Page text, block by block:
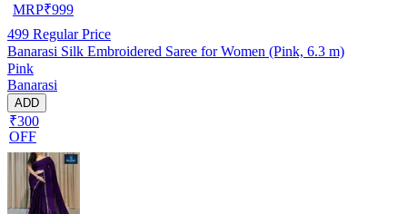
MRP₹999
499 Regular Price
Banarasi Silk Embroidered Saree for Women (Pink, 6.3 m)
Pink
Banarasi
ADD
₹300
OFF